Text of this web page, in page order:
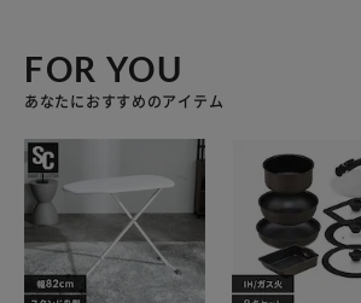
FOR YOU
あなたにおすすめのアイテム